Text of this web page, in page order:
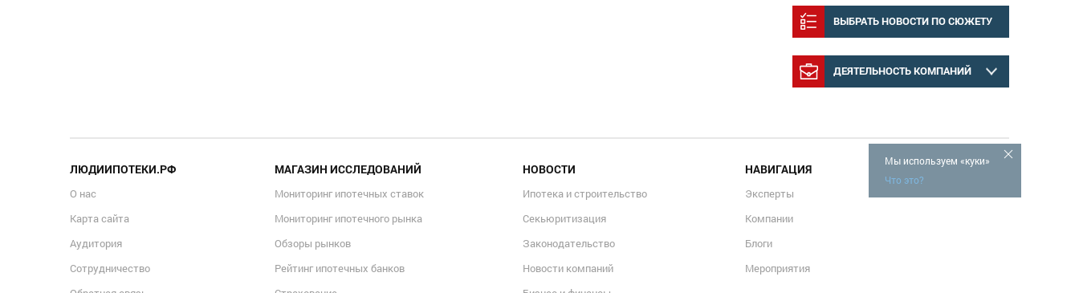
ВЫБРАТЬ НОВОСТИ ПО СЮЖЕТУ
ДЕЯТЕЛЬНОСТЬ КОМПАНИЙ
Мы используем «куки»
Что это?
ЛЮДИИПОТЕКИ.РФ
О нас
Карта сайта
Аудитория
Сотрудничество
МАГАЗИН ИССЛЕДОВАНИЙ
Мониторинг ипотечных ставок
Мониторинг ипотечного рынка
Обзоры рынков
Рейтинг ипотечных банков
НОВОСТИ
Ипотека и строительство
Секьюритизация
Законодательство
Новости компаний
НАВИГАЦИЯ
Эксперты
Компании
Блоги
Мероприятия